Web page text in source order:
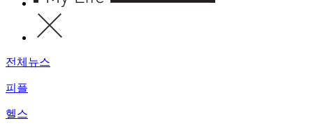
전체뉴스
피플
헬스